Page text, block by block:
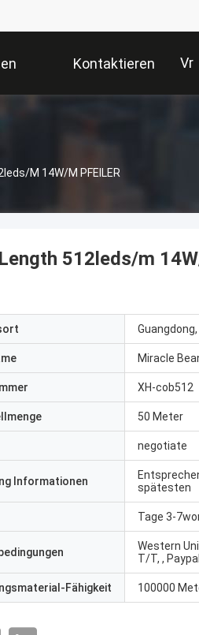
Kontaktieren Vr
m 14W/M PFEILER
512leds/m
Guangdong,
Miracle
XH-cob512
50 Meter
negotiate
Informationen
spätesten
Tage 3-
Western
T/T, , Paypal
Fähigkeit 100000